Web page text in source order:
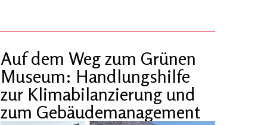
Auf dem Weg zum Grünen
Museum: Handlungshilfe
zur Klimabilanzierung und
zum Gebäudemanagement